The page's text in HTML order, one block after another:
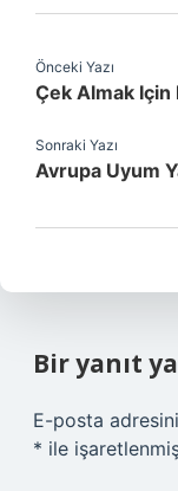
Önceki Yazı
Çek Almak Için
Sonraki Yazı
Avrupa Uyum
Bir yanıt
E-posta
* ile